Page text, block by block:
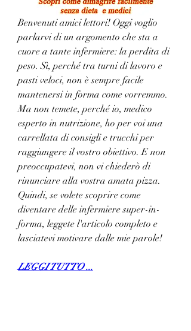
Benvenuti amici lettori! Oggi voglio
parlarvi di un argomento che sta a
cuore a tante infermiere: la perdita di
peso. Sì, perché tra turni di lavoro e
pasti veloci, non è sempre facile
mantenersi in forma come vorremmo.
Ma non temete, perché io, medico
esperto in nutrizione, ho per voi una
carrellata di consigli e trucchi per
raggiungere il vostro obiettivo. E non
preoccupatevi, non vi chiederò di
rinunciare alla vostra amata pizza.
Quindi, se volete scoprire come
diventare delle infermiere super-in-
forma, leggete l'articolo completo e
lasciatevi motivare dalle mie parole!
LEGGI TUTTO ...